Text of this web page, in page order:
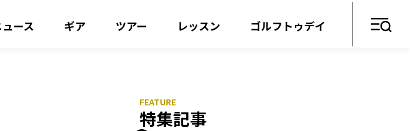
ース ギア ツアー レッスン ゴルフトゥデイ
特集記事